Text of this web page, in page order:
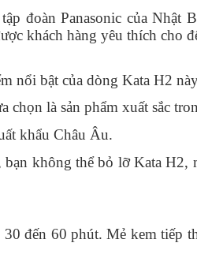
đoàn Panasonic của Nhật
khách hàng yêu thích cho
nổi bật của dòng Kata H2
là sản phẩm xuất sắc
khẩu Châu Âu.
không thể bỏ lỡ Kata H2,
đến 60 phút. Mẻ kem tiếp